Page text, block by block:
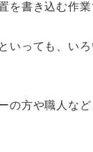
を書き込む作業
いっても、い
の方や職人な